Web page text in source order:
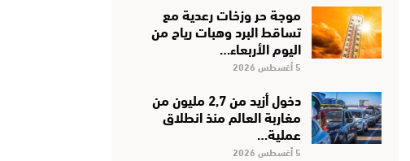
موجة حر وزخات رعدية مع
تساقط البرد وهبات رياح من
اليوم الأربعاء…
5 أغسطس 2026
دخول أزيد من 2,7 مليون من
مغاربة العالم منذ انطلاق
عملية…
5 أغسطس 2026